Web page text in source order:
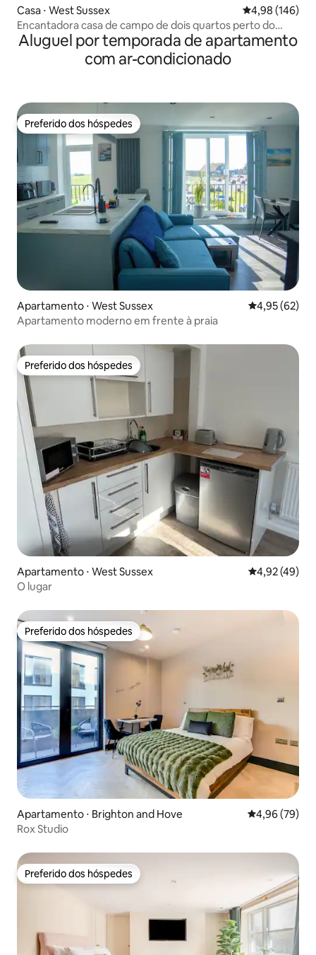
Casa ⋅ West Sussex 4,98 de uma
4,98 (146)
Encantadora casa de campo de dois quartos perto do
centro da cidade
Aluguel por temporada de apartamento
com ar-condicionado
Preferido dos hóspedes
Preferido dos hóspedes
Apartamento ⋅ West Sussex 4,95 de uma
4,95 (62)
Apartamento moderno em frente à praia
Preferido dos hóspedes
Preferido dos hóspedes
Apartamento ⋅ West Sussex 4,92 de uma
4,92 (49)
O lugar
Preferido dos hóspedes
Preferido dos hóspedes
Apartamento ⋅ Brighton and Hove 4,96 de uma
4,96 (79)
Rox Studio
Preferido dos hóspedes
Preferido dos hóspedes